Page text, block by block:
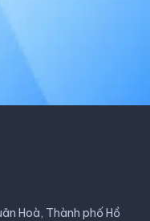
Hoà, Thành phố Hồ